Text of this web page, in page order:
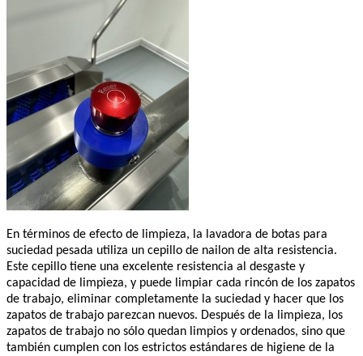
En términos de efecto de limpieza, la lavadora de botas para
suciedad pesada utiliza un cepillo de nailon de alta resistencia.
Este cepillo tiene una excelente resistencia al desgaste y
capacidad de limpieza, y puede limpiar cada rincón de los zapatos
de trabajo, eliminar completamente la suciedad y hacer que los
zapatos de trabajo parezcan nuevos. Después de la limpieza, los
zapatos de trabajo no sólo quedan limpios y ordenados, sino que
también cumplen con los estrictos estándares de higiene de la